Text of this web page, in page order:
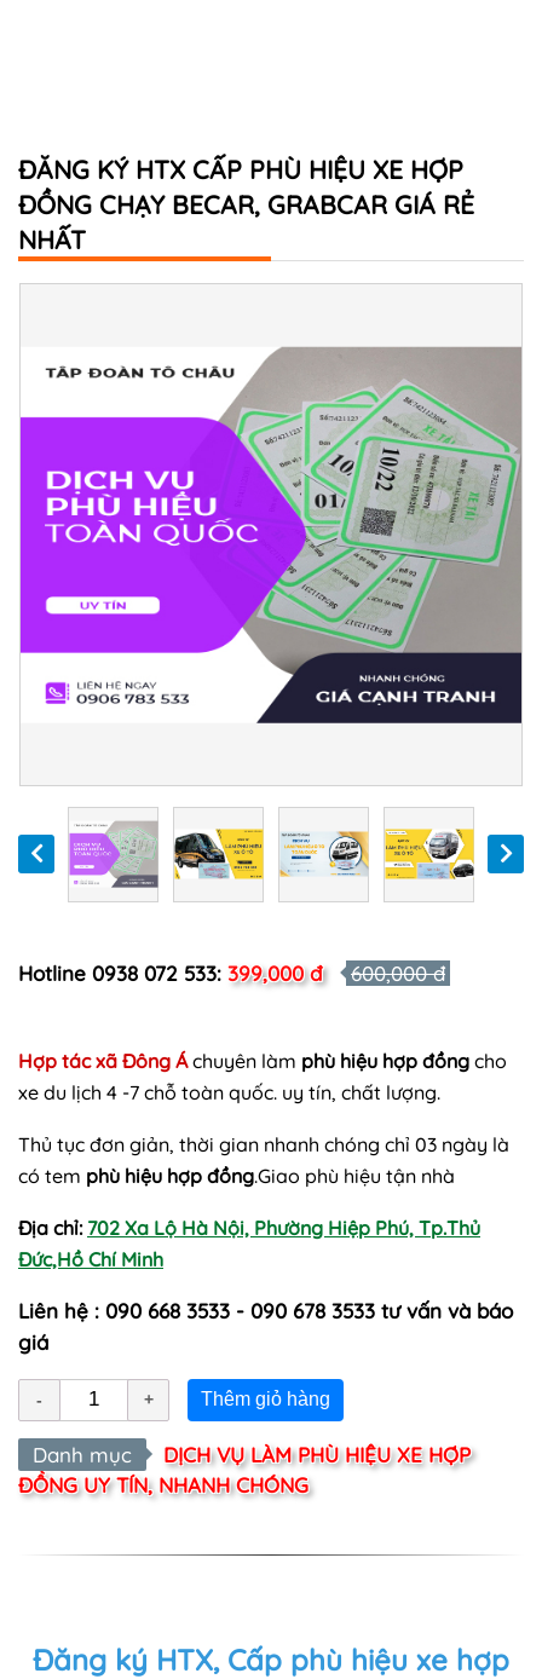
ĐĂNG KÝ HTX CẤP PHÙ HIỆU XE HỢP
ĐỒNG CHẠY BECAR, GRABCAR GIÁ RẺ
NHẤT
Hotline 0938 072 533: 399,000 đ 600,000 đ
Hợp tác xã Đông Áchuyên làm phù hiệu hợp đồng cho
xe du lịch 4 -7 chỗ toàn quốc. uy tín, chất lượng.
Thủ tục đơn giản, thời gian nhanh chóng chỉ 03 ngày là
có tem phù hiệu hợp đồng.Giao phù hiệu tận nhà
Địa chỉ: 702 Xa Lộ Hà Nội, Phường Hiệp Phú, Tp.Thủ
Đức,Hồ Chí Minh
Liên hệ : 090 668 3533 - 090 678 3533 tư vấn và báo
giá
Thêm giỏ hàng
Danh mục
DỊCH VỤ LÀM PHÙ HIỆU XE HỢP
ĐỒNG UY TÍN, NHANH CHÓNG
Đăng ký HTX, Cấp phù hiệu xe hợp